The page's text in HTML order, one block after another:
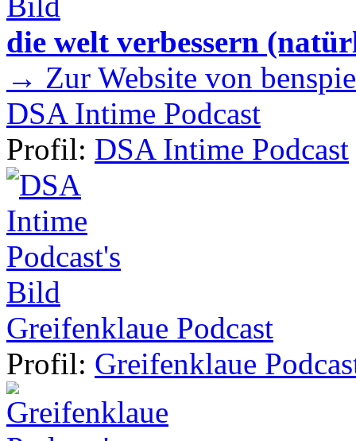
die welt verbessern
→ Zur Website von
DSA Intime Podcast
Profil: DSA Intime Podcast
Greifenklaue Podcast
Profil: Greifenklaue